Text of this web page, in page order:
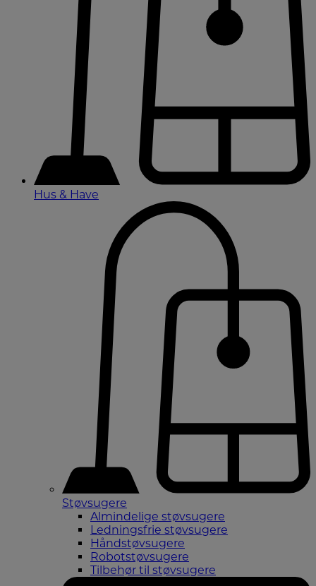
Hus & Have
Støvsugere
Almindelige støvsugere
Ledningsfrie støvsugere
Håndstøvsugere
Robotstøvsugere
Tilbehør til støvsugere